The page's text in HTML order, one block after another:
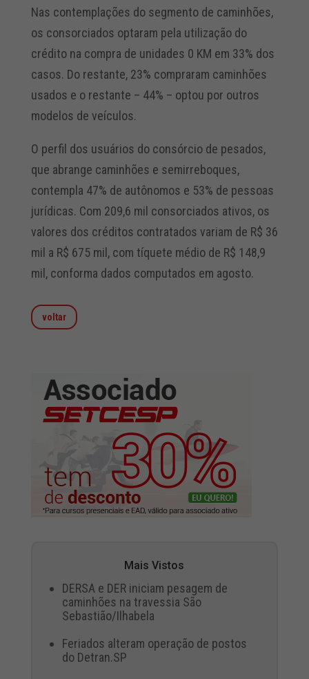
Nas contemplações do segmento de caminhões,
os consorciados optaram pela utilização do
crédito na compra de unidades 0 KM em 33% dos
casos. Do restante, 23% compraram caminhões
usados e o restante – 44% – optou por outros
modelos de veículos.
O perfil dos usuários do consórcio de pesados,
que abrange caminhões e semirreboques,
contempla 47% de autônomos e 53% de pessoas
jurídicas. Com 209,6 mil consorciados ativos, os
valores dos créditos contratados variam de R$ 36
mil a R$ 675 mil, com tíquete médio de R$ 148,9
mil, conforma dados computados em agosto.
voltar
Mais Vistos
DERSA e DER iniciam pesagem de
caminhões na travessia São
Sebastião/Ilhabela
Feriados alteram operação de postos
do Detran.SP